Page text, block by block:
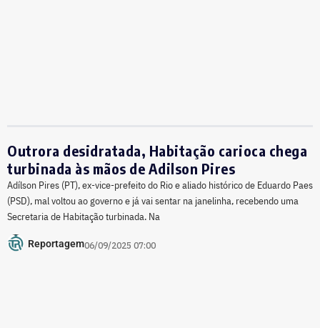
Outrora desidratada, Habitação carioca chega
turbinada às mãos de Adilson Pires
Adílson Pires (PT), ex-vice-prefeito do Rio e aliado histórico de Eduardo Paes
(PSD), mal voltou ao governo e já vai sentar na janelinha, recebendo uma
Secretaria de Habitação turbinada. Na
Reportagem06/09/2025 07:00